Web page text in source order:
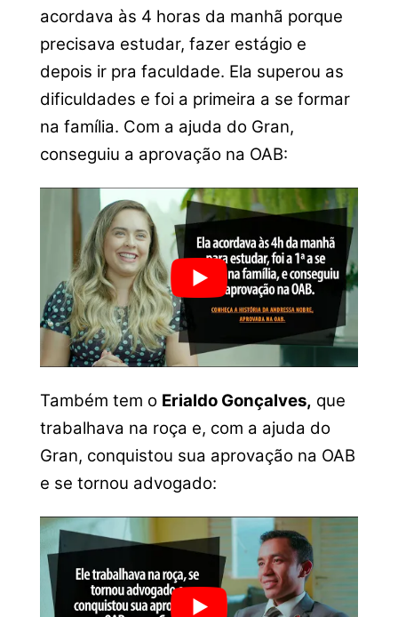
acordava às 4 horas da manhã porque
precisava estudar, fazer estágio e
depois ir pra faculdade. Ela superou as
dificuldades e foi a primeira a se formar
na família. Com a ajuda do Gran,
conseguiu a aprovação na OAB:
Também tem o Erialdo Gonçalves, que
trabalhava na roça e, com a ajuda do
Gran, conquistou sua aprovação na OAB
e se tornou advogado: